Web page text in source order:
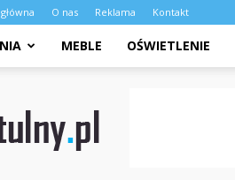
O nas Reklama Kontakt
MEBLE OŚWIETLENIE